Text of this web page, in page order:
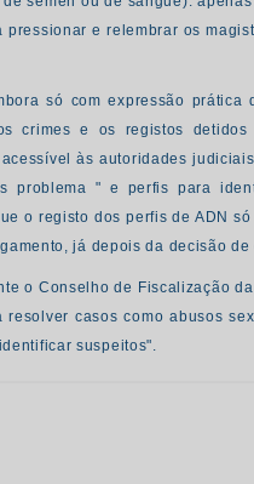
e relembrar os
só com expressão
crimes e os registos
às autoridades
problema " e perfis para
o registo dos perfis de ADN
já depois da decisão
o Conselho de Fiscalização
casos como abusos
suspeitos".